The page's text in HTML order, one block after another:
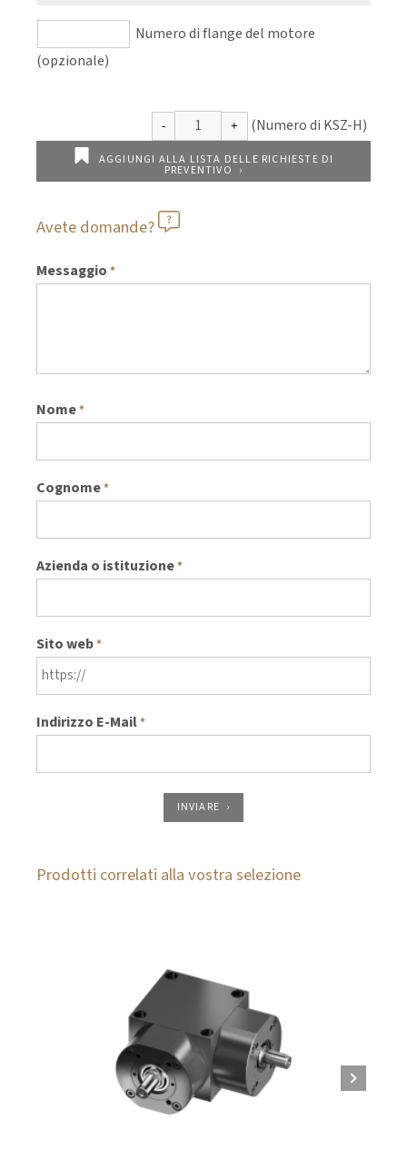
Numero di flange del motore
(opzionale)
AGGIUNGI ALLA LISTA DELLE RICHIESTE DI
PREVENTIVO
Avete domande?
Messaggio *
Nome*
Cognome*
Azienda o istituzione*
Sito web*
Indirizzo E-Mail*
INVIARE
Prodotti correlati alla vostra selezione